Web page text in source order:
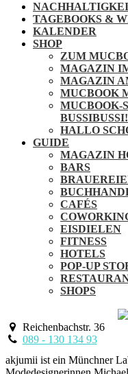
TAGEBOOKS &
KALENDER
SHOP
ZUM
MAGAZIN
MAGAZIN
MUCBOOK
MUCBOOK-
BUSSIBUSSI!
HALLO
GUIDE
MAGAZIN
BARS
CAFÉS
EISDIELEN
FITNESS
HOTELS
POP-UP
SHOPS
Reichenbachstr. 36
089 - 130 134 93
akjumii ist ein Münchner